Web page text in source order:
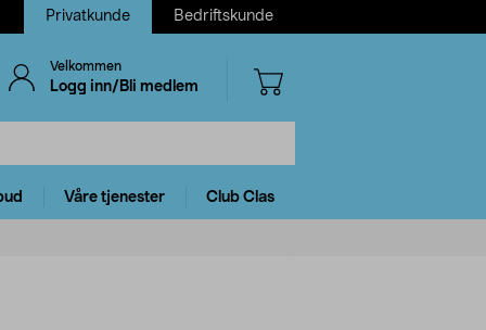
Privatkunde Bedriftskunde
Velkommen
Logg inn/Bli medlem
Våre tjenester Club Clas